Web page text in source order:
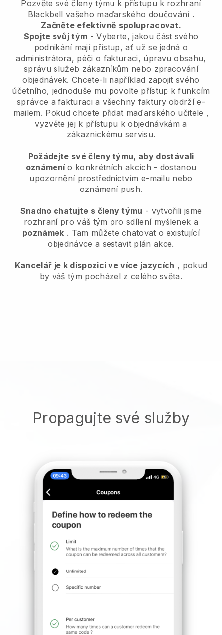
Pozvěte své členy týmu k přístupu k rozhraní
Blackbell vašeho maďarského doučování.
Začněte efektivně spolupracovat.
Spojte svůj tým - Vyberte, jakou část svého
podnikání mají přístup, ať už se jedná o
administrátora, péči o fakturaci, úpravu obsahu,
správu služeb zákazníkům nebo zpracování
objednávek. Chcete-li například zapojit svého
účetního, jednoduše mu povolte přístup k funkcím
správce a fakturaci a všechny faktury obdrží e-
mailem. Pokud chcete přidat maďarského učitele ,
vyzvěte jej k přístupu k objednávkám a
zákaznickému servisu.
Požádejte své členy týmu, aby dostávali
oznámenío konkrétních akcích - dostanou
upozornění prostřednictvím e-mailu nebo
oznámení push.
Snadno chatujte s členy týmu - vytvořili jsme
rozhraní pro váš tým pro sdílení myšlenek a
poznámek . Tam můžete chatovat o existující
objednávce a sestavit plán akce.
Kancelář je k dispozici ve více jazycích , pokud
by váš tým pocházel z celého světa.
Propagujte své služby